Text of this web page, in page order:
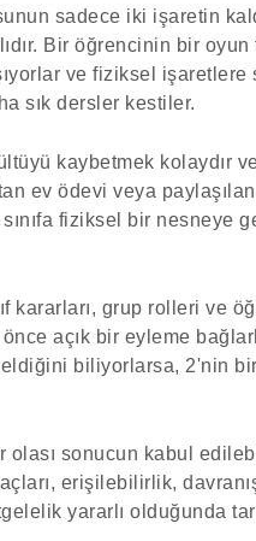
sadece iki işaretin
Bir öğrencinin bir oyun
ve fiziksel
sık dersler kestiler.
kaybetmek kolaydır
ev ödevi veya paylaşılan
fiziksel bir nesneye
kararları, grup rolleri ve
açık bir eyleme
biliyorlarsa, 2'nin
olası sonucun kabul
erişilebilirlik,
yararlı olduğunda